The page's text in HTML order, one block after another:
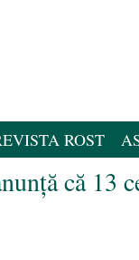
ROST
că 13